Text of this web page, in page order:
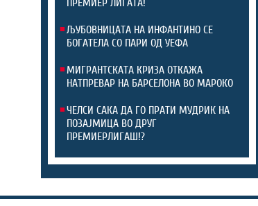
ПРЕМИЕР ЛИГАТА!
ЉУБОВНИЦАТА НА ИНФАНТИНО СЕ
БОГАТЕЛА СО ПАРИ ОД УЕФА
МИГРАНТСКАТА КРИЗА ОТКАЖА
НАТПРЕВАР НА БАРСЕЛОНА ВО МАРОКО
ЧЕЛСИ САКА ДА ГО ПРАТИ МУДРИК НА
ПОЗАЈМИЦА ВО ДРУГ
ПРЕМИЕРЛИГАШ!?